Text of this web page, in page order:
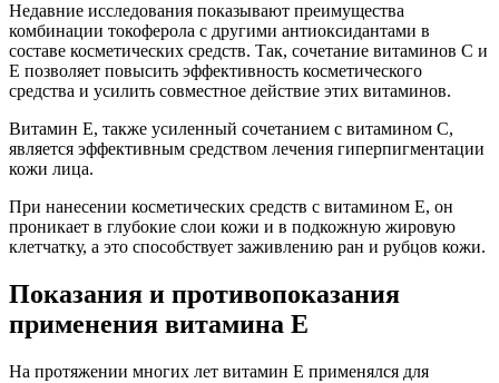
Недавние исследования показывают преимущества
комбинации токоферола с другими антиоксидантами в
составе косметических средств. Так, сочетание витаминов С и
Е позволяет повысить эффективность косметического
средства и усилить совместное действие этих витаминов.
Витамин Е, также усиленный сочетанием с витамином С,
является эффективным средством лечения гиперпигментации
кожи лица.
При нанесении косметических средств с витамином Е, он
проникает в глубокие слои кожи и в подкожную жировую
клетчатку, а это способствует заживлению ран и рубцов кожи.
Показания и противопоказания
применения витамина Е
На протяжении многих лет витамин Е применялся для